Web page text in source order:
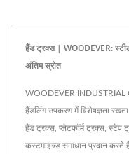
हैंड ट्रक्स | WOODEVER:
अंतिम स्रोत
WOODEVER INDUSTRIAL
हैंडलिंग उपकरण में विशेषज्ञता
हैंड ट्रक्स, प्लेटफॉर्म ट्रक्स, स्टेप
कस्टमाइज्ड समाधान प्रदान करते